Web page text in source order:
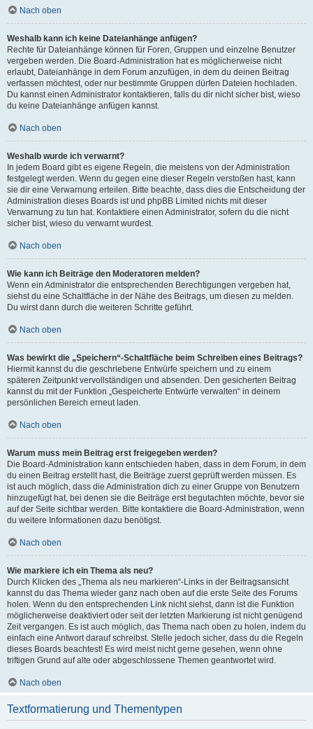
Nach oben
Weshalb kann ich keine Dateianhänge anfügen?
Rechte für Dateianhänge können für Foren, Gruppen und einzelne Benutzer
vergeben werden. Die Board-Administration hat es möglicherweise nicht
erlaubt, Dateianhänge in dem Forum anzufügen, in dem du deinen Beitrag
verfassen möchtest, oder nur bestimmte Gruppen dürfen Dateien hochladen.
Du kannst einen Administrator kontaktieren, falls du dir nicht sicher bist, wieso
du keine Dateianhänge anfügen kannst.
Nach oben
Weshalb wurde ich verwarnt?
In jedem Board gibt es eigene Regeln, die meistens von der Administration
festgelegt werden. Wenn du gegen eine dieser Regeln verstoßen hast, kann
sie dir eine Verwarnung erteilen. Bitte beachte, dass dies die Entscheidung der
Administration dieses Boards ist und phpBB Limited nichts mit dieser
Verwarnung zu tun hat. Kontaktiere einen Administrator, sofern du die nicht
sicher bist, wieso du verwarnt wurdest.
Nach oben
Wie kann ich Beiträge den Moderatoren melden?
Wenn ein Administrator die entsprechenden Berechtigungen vergeben hat,
siehst du eine Schaltfläche in der Nähe des Beitrags, um diesen zu melden.
Du wirst dann durch die weiteren Schritte geführt.
Nach oben
Was bewirkt die „Speichern“-Schaltfläche beim Schreiben eines Beitrags?
Hiermit kannst du die geschriebene Entwürfe speichern und zu einem
späteren Zeitpunkt vervollständigen und absenden. Den gesicherten Beitrag
kannst du mit der Funktion „Gespeicherte Entwürfe verwalten“ in deinem
persönlichen Bereich erneut laden.
Nach oben
Warum muss mein Beitrag erst freigegeben werden?
Die Board-Administration kann entschieden haben, dass in dem Forum, in dem
du einen Beitrag erstellt hast, die Beiträge zuerst geprüft werden müssen. Es
ist auch möglich, dass die Administration dich zu einer Gruppe von Benutzern
hinzugefügt hat, bei denen sie die Beiträge erst begutachten möchte, bevor sie
auf der Seite sichtbar werden. Bitte kontaktiere die Board-Administration, wenn
du weitere Informationen dazu benötigst.
Nach oben
Wie markiere ich ein Thema als neu?
Durch Klicken des „Thema als neu markieren“-Links in der Beitragsansicht
kannst du das Thema wieder ganz nach oben auf die erste Seite des Forums
holen. Wenn du den entsprechenden Link nicht siehst, dann ist die Funktion
möglicherweise deaktiviert oder seit der letzten Markierung ist nicht genügend
Zeit vergangen. Es ist auch möglich, das Thema nach oben zu holen, indem du
einfach eine Antwort darauf schreibst. Stelle jedoch sicher, dass du die Regeln
dieses Boards beachtest! Es wird meist nicht gerne gesehen, wenn ohne
triftigen Grund auf alte oder abgeschlossene Themen geantwortet wird.
Nach oben
Textformatierung und Thementypen